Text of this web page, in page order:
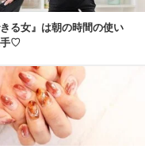
きる女』は朝の時間の使い
♡